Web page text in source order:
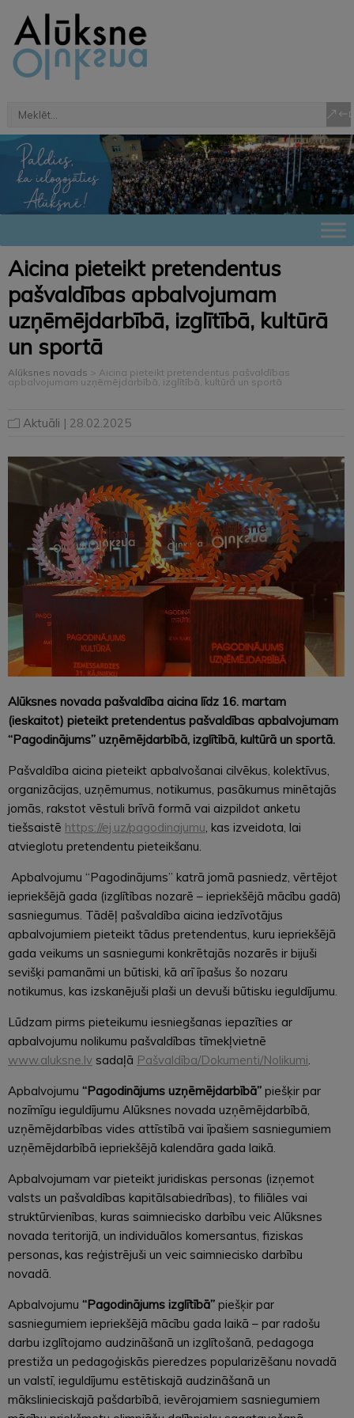
Aicina pieteikt pretendentus
pašvaldības apbalvojumam
uzņēmējdarbībā, izglītībā, kultūrā
un sportā
Alūksnes novads > Aicina pieteikt pretendentus pašvaldības
apbalvojumam uzņēmējdarbībā, izglītībā, kultūrā un sportā
Aktuāli | 28.02.2025
Alūksnes novada pašvaldība aicina līdz 16. martam
(ieskaitot) pieteikt pretendentus pašvaldības apbalvojumam
“Pagodinājums” uzņēmējdarbībā, izglītībā, kultūrā un sportā.
Pašvaldība aicina pieteikt apbalvošanai cilvēkus, kolektīvus,
organizācijas, uzņēmumus, notikumus, pasākumus minētajās
jomās, rakstot vēstuli brīvā formā vai aizpildot anketu
tiešsaistē https://ej.uz/pagodinajumu, kas izveidota, lai
atvieglotu pretendentu pieteikšanu.
Apbalvojumu “Pagodinājums” katrā jomā pasniedz, vērtējot
iepriekšējā gada (izglītības nozarē – iepriekšējā mācību gadā)
sasniegumus. Tādēļ pašvaldība aicina iedzīvotājus
apbalvojumiem pieteikt tādus pretendentus, kuru iepriekšējā
gada veikums un sasniegumi konkrētajās nozarēs ir bijuši
sevišķi pamanāmi un būtiski, kā arī īpašus šo nozaru
notikumus, kas izskanējuši plaši un devuši būtisku ieguldījumu.
Lūdzam pirms pieteikumu iesniegšanas iepazīties ar
apbalvojumu nolikumu pašvaldības tīmekļvietnē
www.aluksne.lv sadaļā Pašvaldība/Dokumenti/Nolikumi.
Apbalvojumu “Pagodinājums uzņēmējdarbībā” piešķir par
nozīmīgu ieguldījumu Alūksnes novada uzņēmējdarbībā,
uzņēmējdarbības vides attīstībā vai īpašiem sasniegumiem
uzņēmējdarbībā iepriekšējā kalendāra gada laikā.
Apbalvojumam var pieteikt juridiskas personas (izņemot
valsts un pašvaldības kapitālsabiedrības), to filiāles vai
struktūrvienības, kuras saimniecisko darbību veic Alūksnes
novada teritorijā, un individuālos komersantus, fiziskas
personas, kas reģistrējuši un veic saimniecisko darbību
novadā.
Apbalvojumu “Pagodinājums izglītībā” piešķir par
sasniegumiem iepriekšējā mācību gada laikā – par radošu
darbu izglītojamo audzināšanā un izglītošanā, pedagoga
prestiža un pedagoģiskās pieredzes popularizēšanu novadā
un valstī, ieguldījumu estētiskajā audzināšanā un
mākslinieciskajā pašdarbībā, ievērojamiem sasniegumiem